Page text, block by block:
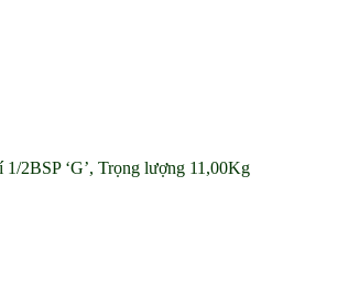
2BSP ‘G’, Trọng lượng 11,00Kg